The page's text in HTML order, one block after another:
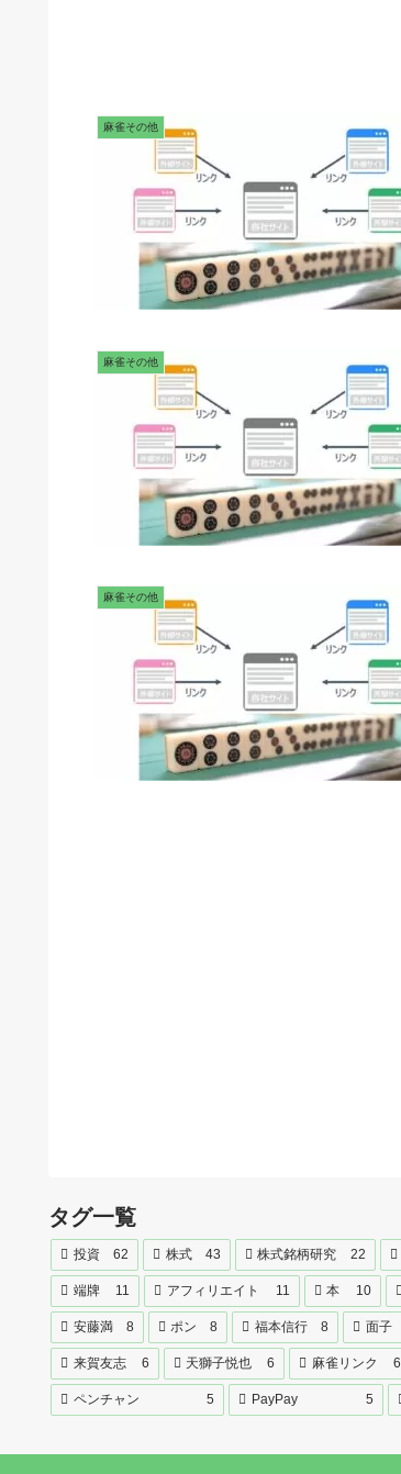
麻雀その他
麻雀その他
麻雀その他
タグ一覧
投資 62 株式 43 株式銘柄研究 22
端牌 11 アフィリエイト 11 本 10
安藤満 8 ポン 8 福本信行 8 面子
来賀友志 6 天獅子悦也 6 麻雀リンク 6
ペンチャン 5 PayPay 5